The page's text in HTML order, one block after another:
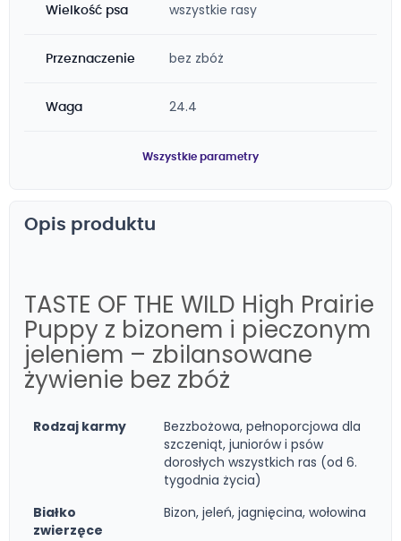
Wielkość psa wszystkie rasy
Przeznaczenie bez zbóż
Waga 24.4
Wszystkie parametry
Opis produktu
TASTE OF THE WILD High Prairie
Puppy z bizonem i pieczonym
jeleniem – zbilansowane
żywienie bez zbóż
Rodzaj karmy
Bezzbożowa, pełnoporcjowa dla
szczeniąt, juniorów i psów
dorosłych wszystkich ras (od 6.
tygodnia życia)
Białko
zwierzęce
Bizon, jeleń, jagnięcina, wołowina